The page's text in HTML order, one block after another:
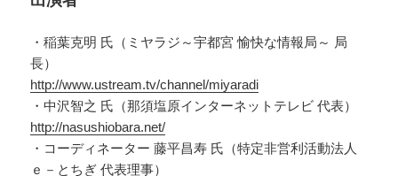
・稲葉克明 氏（ミヤラジ～宇都宮 愉快な情報局～ 局
長）
http://www.ustream.tv/channel/miyaradi
・中沢智之 氏（那須塩原インターネットテレビ 代表）
http://nasushiobara.net/
・コーディネーター 藤平昌寿 氏（特定非営利活動法人
ｅ－とちぎ 代表理事）